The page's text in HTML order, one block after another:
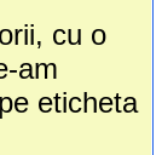
cu o
am
eticheta